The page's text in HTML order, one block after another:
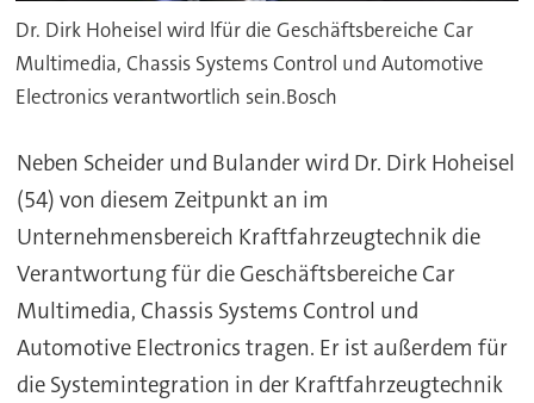
Dr. Dirk Hoheisel wird lfür die Geschäftsbereiche Car
Multimedia, Chassis Systems Control und Automotive
Electronics verantwortlich sein.Bosch
Neben Scheider und Bulander wird Dr. Dirk Hoheisel
(54) von diesem Zeitpunkt an im
Unternehmensbereich Kraftfahrzeugtechnik die
Verantwortung für die Geschäftsbereiche Car
Multimedia, Chassis Systems Control und
Automotive Electronics tragen. Er ist außerdem für
die Systemintegration in der Kraftfahrzeugtechnik